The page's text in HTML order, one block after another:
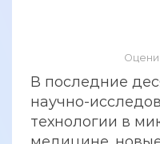
Оцени
В последние
научно-
технологии в